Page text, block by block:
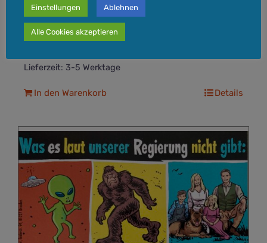
inkl. 19 % MwSt.
Lieferzeit: 3-5 Werktage
In den Warenkorb Details
Einstellungen Ablehnen
Alle Cookies akzeptieren